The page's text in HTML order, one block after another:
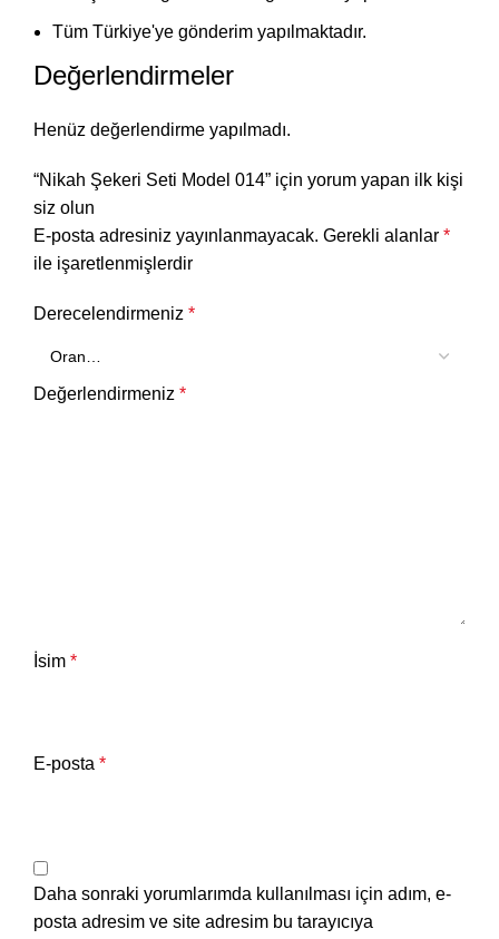
Tüm Türkiye'ye gönderim yapılmaktadır.
Değerlendirmeler
Henüz değerlendirme yapılmadı.
“Nikah Şekeri Seti Model 014” için yorum yapan ilk kişi
siz olun
E-posta adresiniz yayınlanmayacak. Gerekli alanlar *
ile işaretlenmişlerdir
Derecelendirmeniz *
Değerlendirmeniz *
İsim *
E-posta *
Daha sonraki yorumlarımda kullanılması için adım, e-
posta adresim ve site adresim bu tarayıcıya